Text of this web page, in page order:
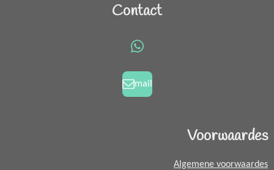
c
k
s
a
m
Contact
W
a
t
mail
Voorwaardes
Algemene voorwaardes